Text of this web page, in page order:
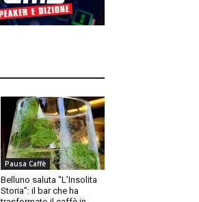
Pausa Caffè
Belluno saluta “L’Insolita
Storia”: il bar che ha